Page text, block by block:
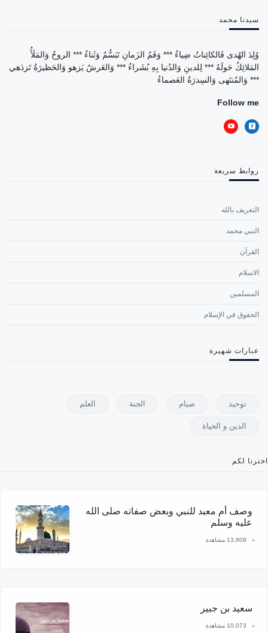
سيدنا محمد
وُلِدَ الهُدى فَالكائِناتُ ضِياءُ *** وَفَمُ الزَمانِ تَبَسُّمٌ وَثَناءُ *** الروحُ وَالمَلَأُ
المَلائِكُ حَولَهُ *** لِلدينِ وَالدُنيا بِهِ بُشَراءُ *** وَالعَرشُ يَزهو وَالحَظيرَةُ تَزدَهي
*** وَالمُنتَهى وَالسِدرَةُ العَصماءُ
Follow me
روابط سريعة
التعريف بالله
النبي محمد
القرآن
الاسلام
المسلمين
الحقوق في الإسلام
عبارات شهيرة
توحيد صيام الجنة العلم
الدين و الحياة
اخترنا لكم
وصف أم معبد للنبي وبعض صفاته صلى الله
عليه وسلم
13,809 مشاهدة
سعيد بن جبير
10,073 مشاهدة